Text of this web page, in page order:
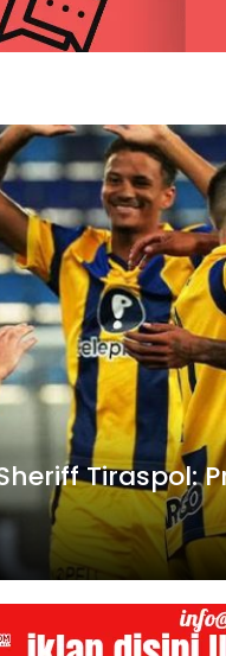
Tiraspol: